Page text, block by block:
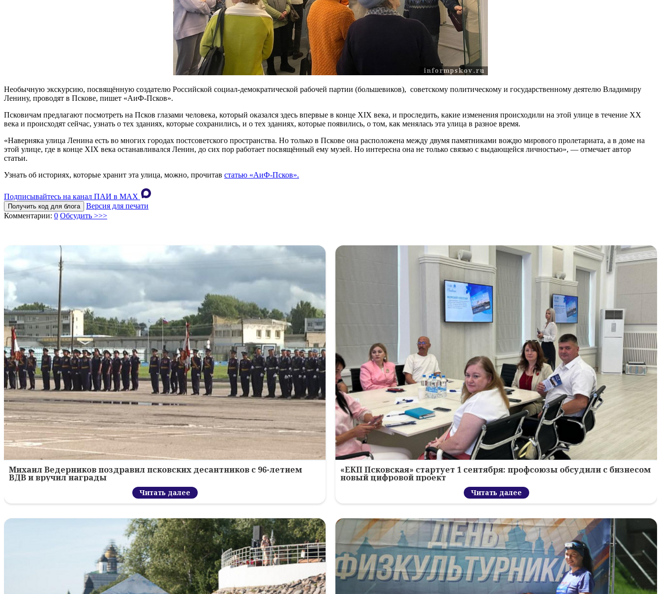
Необычную экскурсию, посвящённую создателю Российской социал-демократической рабочей партии (большевиков), советскому политическому и государственному деятелю Владимиру
Ленину, проводят в Пскове, пишет «АиФ-Псков».
Псковичам предлагают посмотреть на Псков глазами человека, который оказался здесь впервые в конце XIX века, и проследить, какие изменения происходили на этой улице в течение XX
века и происходят сейчас, узнать о тех зданиях, которые сохранились, и о тех зданиях, которые появились, о том, как менялась эта улица в разное время.
«Наверняка улица Ленина есть во многих городах постсоветского пространства. Но только в Пскове она расположена между двумя памятниками вождю мирового пролетариата, а в доме на
этой улице, где в конце XIX века останавливался Ленин, до сих пор работает посвящённый ему музей. Но интересна она не только связью с выдающейся личностью», — отмечает автор
статьи.
Узнать об историях, которые хранит эта улица, можно, прочитав статью «АиФ-Псков».
Подписывайтесь на канал ПАИ в MAХ
Получить код для блога
Версия для печати
Комментарии: 0 Обсудить >>>
Михаил Ведерников поздравил псковских десантников с 96-летием
ВДВ и вручил награды
Читать далее
«ЕКП Псковская» стартует 1 сентября: профсоюзы обсудили с бизнесом
новый цифровой проект
Читать далее